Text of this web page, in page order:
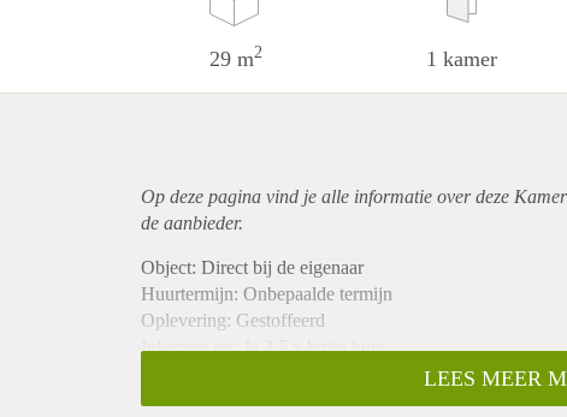
29 m2 1 kamer
Op deze pagina vind je alle informatie over deze
de aanbieder.
Object: Direct bij de eigenaar
Huurtermijn: Onbepaalde termijn
Oplevering: Gestoffeerd
Inkomen eis: Ja 2,5 x bruto huur
Borg: 1 maand
LEES MEER